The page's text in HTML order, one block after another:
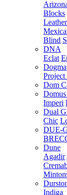
Blocks
Leather
Blind
DNA
Eclat
Dogma
Project
Dom
Imperi
Dual
Chic
DUE-
Dune
Agadir
Indiga